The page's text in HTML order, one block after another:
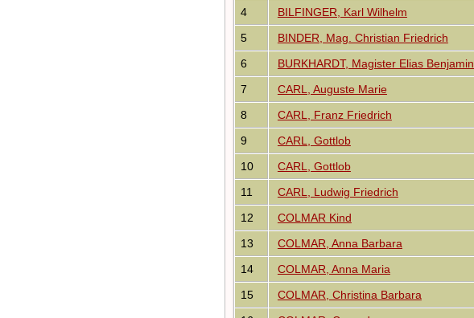
4
BILFINGER, Karl Wilhelm
5
BINDER, Mag. Christian Friedrich
6
BURKHARDT, Magister Elias Benjamin
7
CARL, Auguste Marie
8
CARL, Franz Friedrich
9
CARL, Gottlob
10
CARL, Gottlob
11
CARL, Ludwig Friedrich
12
COLMAR Kind
13
COLMAR, Anna Barbara
14
COLMAR, Anna Maria
15
COLMAR, Christina Barbara